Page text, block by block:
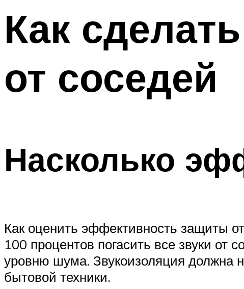
Как
от соседей
Насколько
Как оценить эффективность защиты
100 процентов погасить все звуки
уровню шума. Звукоизоляция должна
бытовой техники.